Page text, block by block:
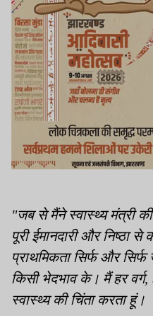
"जब से मैंने स्वास्थ्य मंत्री की
पूरी ईमानदारी और निष्ठा से
प्राथमिकता सिर्फ और सिर्फ
किसी भेदभाव के। मैं हर वर्ग,
स्वास्थ्य की चिंता करता हूं।